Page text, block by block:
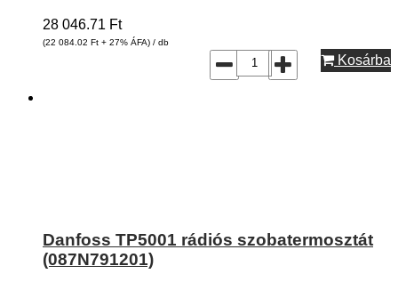
28 046.71 Ft
(22 084.02 Ft + 27% ÁFA) / db
Kosárba
Danfoss TP5001 rádiós szobatermosztát
(087N791201)